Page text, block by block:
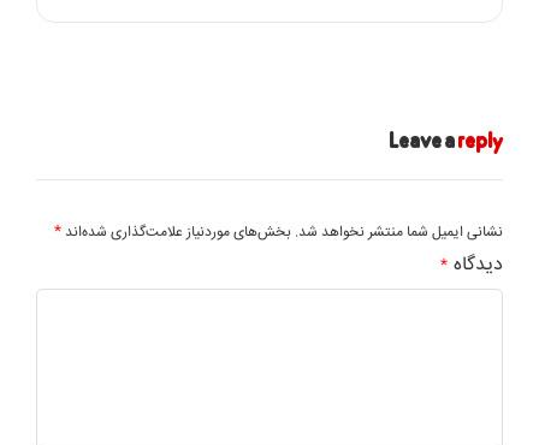
Leave areply
نشانی ایمیل شما منتشر نخواهد شد. بخش‌های موردنیاز علامت‌گذاری شده‌اند *
دیدگاه *